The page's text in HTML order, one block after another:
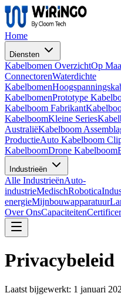
Home
Diensten
Kabelbomen OverzichtOp
ConnectorenWaterdichte
Kabelbomen
KabelbomenPrototype
Kabelboom Fabrikant
KabelboomKleine Series
AustraliëKabelboom
ProductieAuto Kabelboom
KabelboomDrone Kabelboom
Industrieën
Alle IndustrieënAuto-
industrieMedischRobotica
energieMijnbouwapparatuur
Over OnsCapaciteiten
Privacybeleid
Laatst bijgewerkt: 1 januari